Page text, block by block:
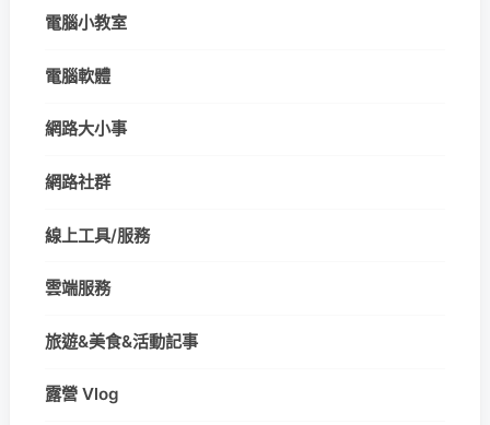
電腦小教室
電腦軟體
網路大小事
網路社群
線上工具/服務
雲端服務
旅遊&美食&活動記事
露營 Vlog